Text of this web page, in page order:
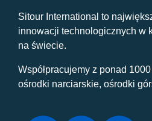
Sitour International to
innowacji technologicznych w
na świecie.
Współpracujemy z ponad
ośrodki narciarskie, ośrodki